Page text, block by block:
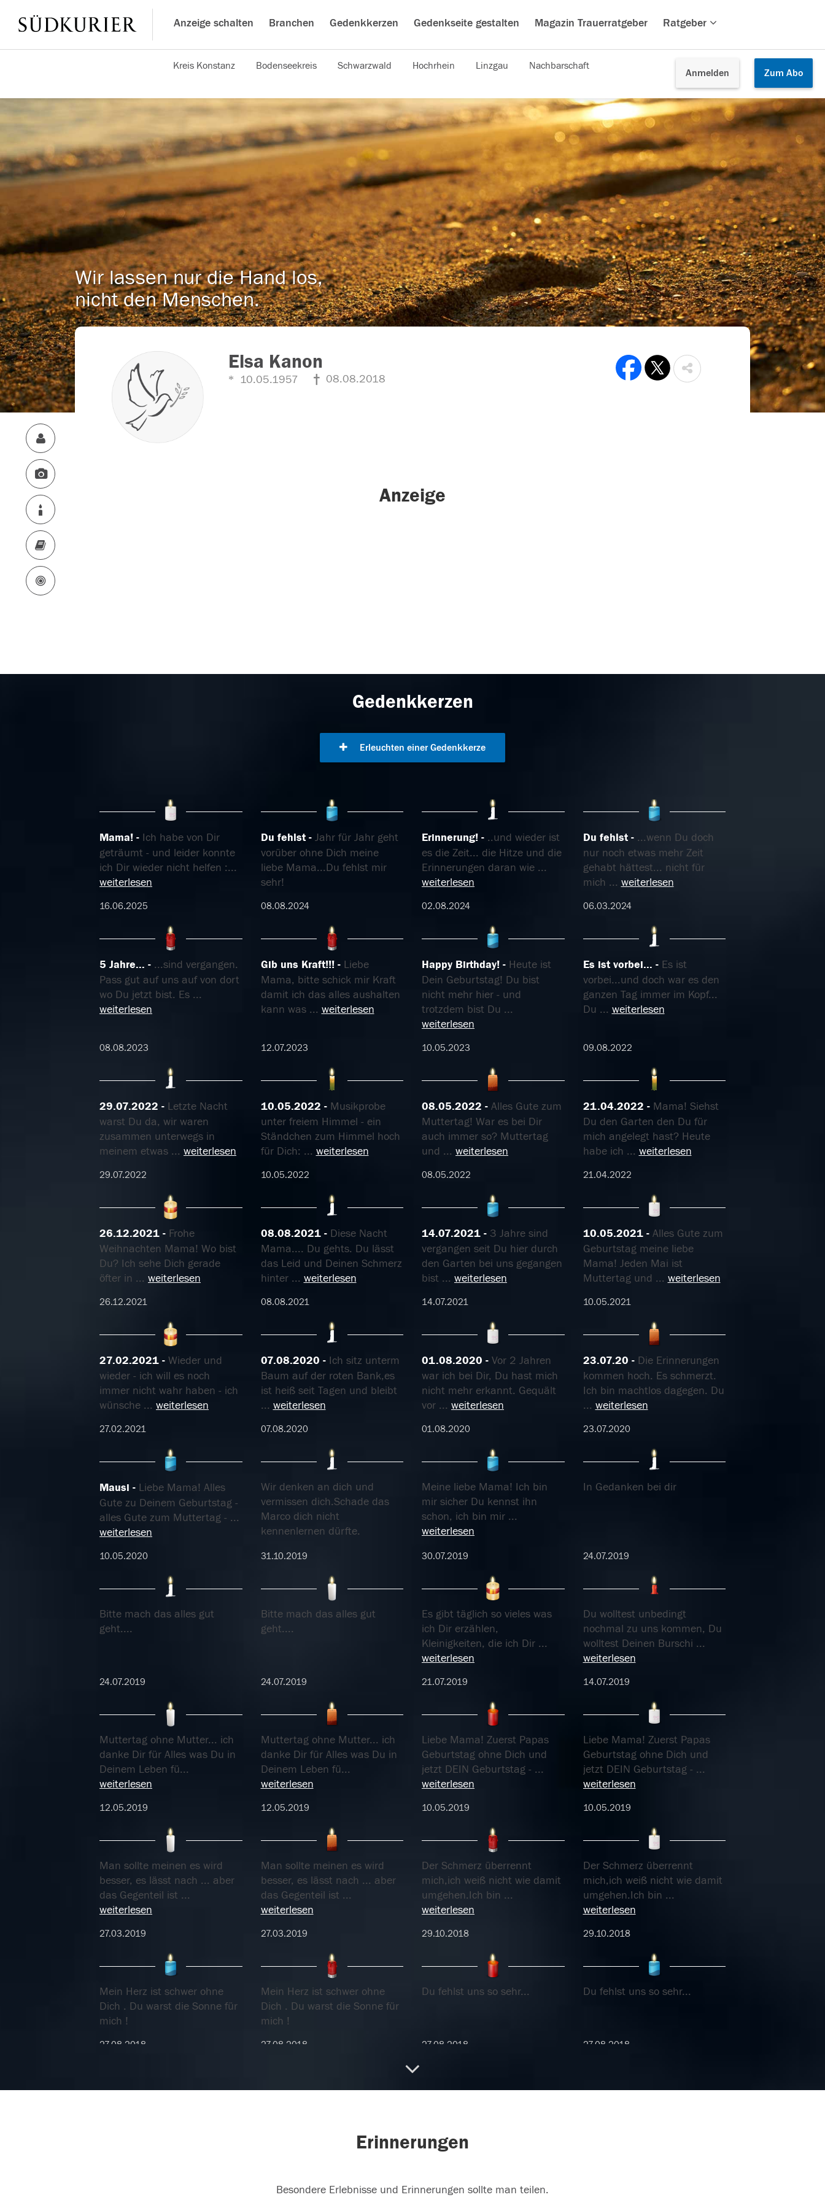
Anzeige schalten Branchen Gedenkkerzen Gedenkseite gestalten Magazin Trauerratgeber Ratgeber
Anmelden Zum Abo
Kreis Konstanz Bodenseekreis Schwarzwald Hochrhein Linzgau Nachbarschaft
Wir lassen nur die Hand los,
nicht den Menschen.
Elsa Kanon
10.05.1957 08.08.2018
Anzeige
Gedenkkerzen
Erleuchten einer Gedenkkerze
Mama!
Ich habe von Dir
geträumt - und leider konnte
ich Dir wieder nicht helfen :...
weiterlesen
16.06.2025
Du fehlst
Jahr für Jahr geht
vorüber ohne Dich meine
liebe Mama...Du fehlst mir
sehr!
08.08.2024
Erinnerung!
..und wieder ist
es die Zeit... die Hitze und die
Erinnerungen daran wie ...
weiterlesen
02.08.2024
Du fehlst
...wenn Du doch
nur noch etwas mehr Zeit
gehabt hättest... nicht für
mich ... weiterlesen
06.03.2024
5 Jahre...
...sind vergangen.
Pass gut auf uns auf von dort
wo Du jetzt bist. Es ...
weiterlesen
08.08.2023
Gib uns Kraft!!!
Liebe
Mama, bitte schick mir Kraft
damit ich das alles aushalten
kann was ... weiterlesen
12.07.2023
Happy Birthday!
Heute ist
Dein Geburtstag! Du bist
nicht mehr hier - und
trotzdem bist Du ...
weiterlesen
10.05.2023
Es ist vorbei...
Es ist
vorbei...und doch war es den
ganzen Tag immer im Kopf...
Du ... weiterlesen
09.08.2022
29.07.2022
Letzte Nacht
warst Du da, wir waren
zusammen unterwegs in
meinem etwas ... weiterlesen
29.07.2022
10.05.2022
Musikprobe
unter freiem Himmel - ein
Ständchen zum Himmel hoch
für Dich: ... weiterlesen
10.05.2022
08.05.2022
Alles Gute zum
Muttertag! War es bei Dir
auch immer so? Muttertag
und ... weiterlesen
08.05.2022
21.04.2022
Mama! Siehst
Du den Garten den Du für
mich angelegt hast? Heute
habe ich ... weiterlesen
21.04.2022
26.12.2021
Frohe
Weihnachten Mama! Wo bist
Du? Ich sehe Dich gerade
öfter in ... weiterlesen
26.12.2021
08.08.2021
Diese Nacht
Mama.... Du gehts. Du lässt
das Leid und Deinen Schmerz
hinter ... weiterlesen
08.08.2021
14.07.2021
3 Jahre sind
vergangen seit Du hier durch
den Garten bei uns gegangen
bist ... weiterlesen
14.07.2021
10.05.2021
Alles Gute zum
Geburtstag meine liebe
Mama! Jeden Mai ist
Muttertag und ... weiterlesen
10.05.2021
27.02.2021
Wieder und
wieder - ich will es noch
immer nicht wahr haben - ich
wünsche ... weiterlesen
27.02.2021
07.08.2020
Ich sitz unterm
Baum auf der roten Bank,es
ist heiß seit Tagen und bleibt
... weiterlesen
07.08.2020
01.08.2020
Vor 2 Jahren
war ich bei Dir, Du hast mich
nicht mehr erkannt. Gequält
vor ... weiterlesen
01.08.2020
23.07.20
Die Erinnerungen
kommen hoch. Es schmerzt.
Ich bin machtlos dagegen. Du
... weiterlesen
23.07.2020
Mausi
Liebe Mama! Alles
Gute zu Deinem Geburtstag -
alles Gute zum Muttertag - ...
weiterlesen
10.05.2020
Wir denken an dich und
vermissen dich.Schade das
Marco dich nicht
kennenlernen dürfte.
31.10.2019
Meine liebe Mama! Ich bin
mir sicher Du kennst ihn
schon, ich bin mir ...
weiterlesen
30.07.2019
In Gedanken bei dir
24.07.2019
Bitte mach das alles gut
geht....
24.07.2019
Bitte mach das alles gut
geht....
24.07.2019
Es gibt täglich so vieles was
ich Dir erzählen,
Kleinigkeiten, die ich Dir ...
weiterlesen
21.07.2019
Du wolltest unbedingt
nochmal zu uns kommen, Du
wolltest Deinen Burschi ...
weiterlesen
14.07.2019
Muttertag ohne Mutter... ich
danke Dir für Alles was Du in
Deinem Leben fü...
weiterlesen
12.05.2019
Muttertag ohne Mutter... ich
danke Dir für Alles was Du in
Deinem Leben fü...
weiterlesen
12.05.2019
Liebe Mama! Zuerst Papas
Geburtstag ohne Dich und
jetzt DEIN Geburtstag - ...
weiterlesen
10.05.2019
Liebe Mama! Zuerst Papas
Geburtstag ohne Dich und
jetzt DEIN Geburtstag - ...
weiterlesen
10.05.2019
Man sollte meinen es wird
besser, es lässt nach ... aber
das Gegenteil ist ...
weiterlesen
27.03.2019
Man sollte meinen es wird
besser, es lässt nach ... aber
das Gegenteil ist ...
weiterlesen
27.03.2019
Der Schmerz überrennt
mich,ich weiß nicht wie damit
umgehen.Ich bin ...
weiterlesen
29.10.2018
Der Schmerz überrennt
mich,ich weiß nicht wie damit
umgehen.Ich bin ...
weiterlesen
29.10.2018
Mein Herz ist schwer ohne
Dich . Du warst die Sonne für
mich !
27.08.2018
Mein Herz ist schwer ohne
Dich . Du warst die Sonne für
mich !
27.08.2018
Du fehlst uns so sehr...
27.08.2018
Du fehlst uns so sehr...
27.08.2018
Erinnerungen
Besondere Erlebnisse und Erinnerungen sollte man teilen.